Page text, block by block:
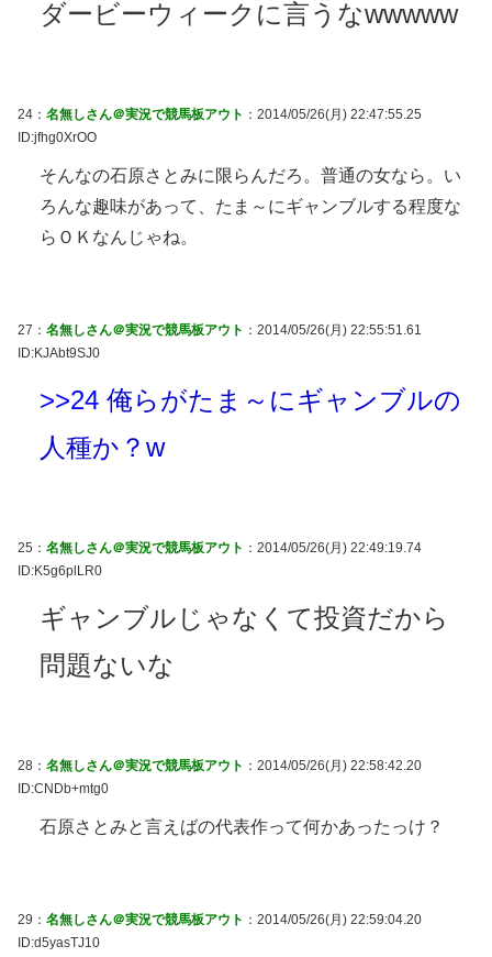
ダービーウィークに言うなwwwww
24： 名無しさん＠実況で競馬板アウト ：2014/05/26(月) 22:47:55.25
ID:jfhg0XrOO
そんなの石原さとみに限らんだろ。普通の女なら。い
ろんな趣味があって、たま～にギャンブルする程度な
らＯＫなんじゃね。
27： 名無しさん＠実況で競馬板アウト ：2014/05/26(月) 22:55:51.61
ID:KJAbt9SJ0
>>24 俺らがたま～にギャンブルの
人種か？w
25： 名無しさん＠実況で競馬板アウト ：2014/05/26(月) 22:49:19.74
ID:K5g6plLR0
ギャンブルじゃなくて投資だから
問題ないな
28： 名無しさん＠実況で競馬板アウト ：2014/05/26(月) 22:58:42.20
ID:CNDb+mtg0
石原さとみと言えばの代表作って何かあったっけ？
29： 名無しさん＠実況で競馬板アウト ：2014/05/26(月) 22:59:04.20
ID:d5yasTJ10